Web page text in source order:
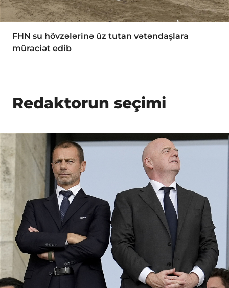
FHN su hövzələrinə üz tutan vətəndaşlara
müraciət edib
Redaktorun seçimi